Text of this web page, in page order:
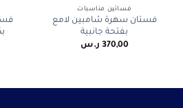
فساتين مناسبات
فستان سهرة شامبين لامع
بفتحة جانبية
370,00 ر.س